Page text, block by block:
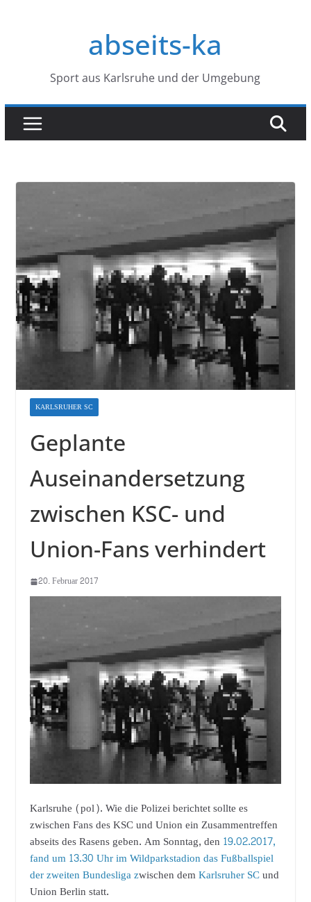
abseits-ka
Sport aus Karlsruhe und der Umgebung
KARLSRUHER SC
Geplante
Auseinandersetzung
zwischen KSC- und
Union-Fans verhindert
20. Februar 2017
Karlsruhe (pol). Wie die Polizei berichtet sollte es
zwischen Fans des KSC und Union ein Zusammentreffen
abseits des Rasens geben. Am Sonntag, den 19.02.2017,
fand um 13.30 Uhr im Wildparkstadion das Fußballspiel
der zweiten Bundesliga zwischen demKarlsruher SCund
Union Berlin statt.